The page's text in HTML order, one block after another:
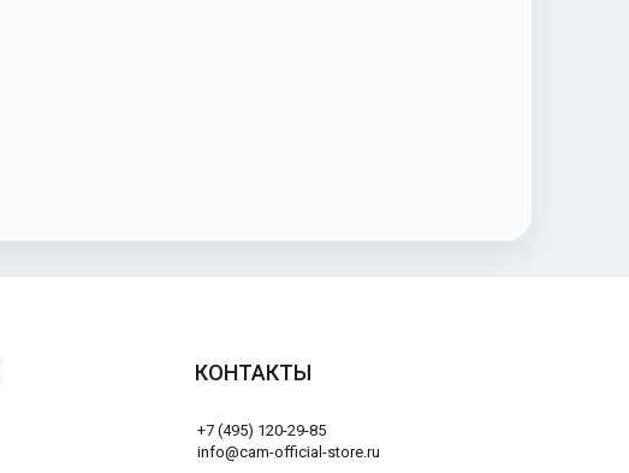
КОНТАКТЫ
+7 (495) 120-29-85
info@cam-official-store.ru